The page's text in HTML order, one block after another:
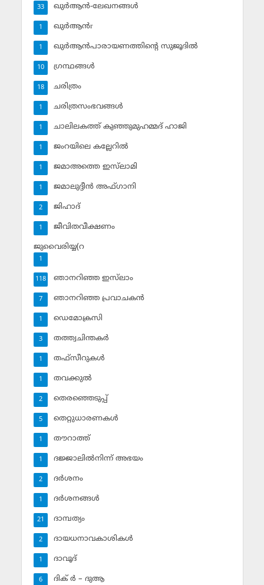
ഖുര്‍ആന്‍-ലേഖനങ്ങള്‍
33
ഖുര്‍ആന്‍r
1
ഖുര്‍ആന്‍പാരായണത്തിന്റെ സുജൂദില്‍
1
ഗ്രന്ഥങ്ങള്‍
10
ചരിത്രം
18
ചരിത്രസംഭവങ്ങള്‍
1
ചാലിലകത്ത് കുഞ്ഞുമുഹമ്മദ് ഹാജി
1
ജംറയിലെ കല്ലേറില്‍
1
ജമാഅത്തെ ഇസ്‌ലാമി
1
ജമാലുദ്ദീന്‍ അഫ്ഗാനി
1
ജിഹാദ്‌
2
ജീവിതവീക്ഷണം
1
ജുവൈരിയ്യ(റ
1
ഞാനറിഞ്ഞ ഇസ്‌ലാം
118
ഞാനറിഞ്ഞ പ്രവാചകന്‍
7
ഡെമോക്രസി
1
തത്ത്വചിന്തകര്‍
3
തഫ്‌സീറുകള്‍
1
തവക്കുല്‍
1
തെരഞ്ഞെടുപ്പ്
2
തെറ്റുധാരണകള്‍
5
തൗറാത്ത്
1
ദജ്ജാലില്‍നിന്ന് അഭയം
1
ദര്‍ശനം
2
ദര്‍ശനങ്ങള്‍
1
ദാമ്പത്യം
21
ദായധനാവകാശികള്‍
2
ദാവൂദ്‌
1
ദിക് ര്‍ – ദുആ
6